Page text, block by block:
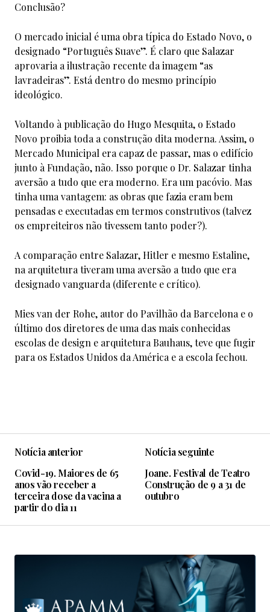
Conclusão?
O mercado inicial é uma obra típica do Estado Novo, o
designado “Português Suave”. É claro que Salazar
aprovaria a ilustração recente da imagem “as
lavradeiras”. Está dentro do mesmo princípio
ideológico.
Voltando à publicação do Hugo Mesquita, o Estado
Novo proibia toda a construção dita moderna. Assim, o
Mercado Municipal era capaz de passar, mas o edifício
junto à Fundação, não. Isso porque o Dr. Salazar tinha
aversão a tudo que era moderno. Era um pacóvio. Mas
tinha uma vantagem: as obras que fazia eram bem
pensadas e executadas em termos construtivos (talvez
os empreiteiros não tivessem tanto poder?).
A comparação entre Salazar, Hitler e mesmo Estaline,
na arquitetura tiveram uma aversão a tudo que era
designado vanguarda (diferente e crítico).
Mies van der Rohe, autor do Pavilhão da Barcelona e o
último dos diretores de uma das mais conhecidas
escolas de design e arquitetura Bauhaus, teve que fugir
para os Estados Unidos da América e a escola fechou.
Notícia anterior
Covid-19. Maiores de 65
anos vão receber a
terceira dose da vacina a
partir do dia 11
Notícia seguinte
Joane. Festival de Teatro
Construção de 9 a 31 de
outubro